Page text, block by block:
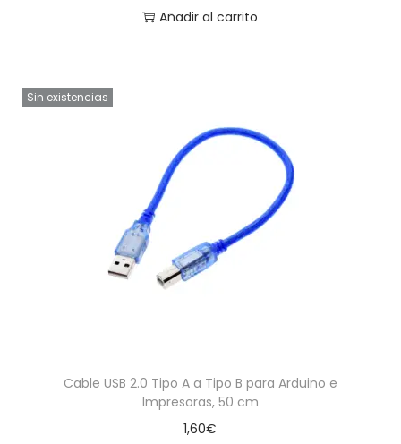
Añadir al carrito
Sin existencias
Cable USB 2.0 Tipo A a Tipo B para Arduino e
Impresoras, 50 cm
1,60€